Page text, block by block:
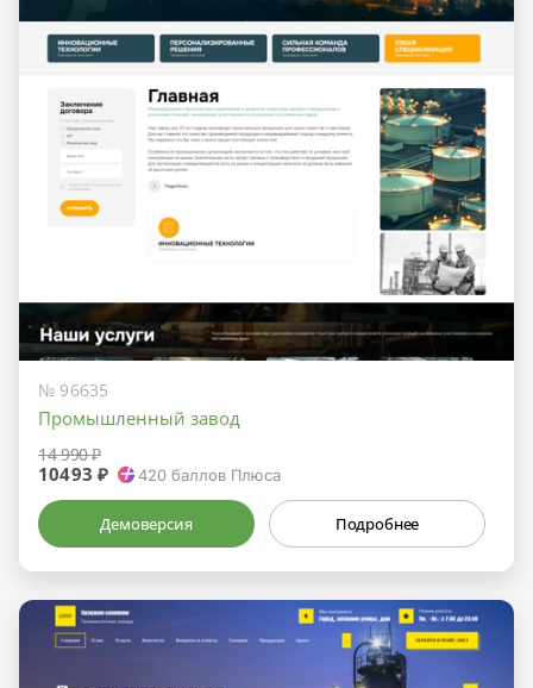
№ 96635
Промышленный завод
14 990 ₽
10493 ₽ 420 баллов Плюса
Демоверсия Подробнее